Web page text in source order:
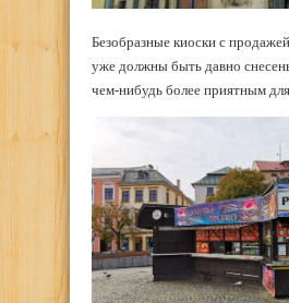
Безобразные киоски с
уже должны быть давно
чем-нибудь более приятным для